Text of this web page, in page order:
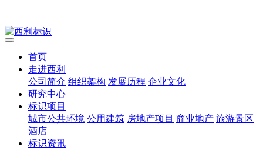
首页
走进西利
公司简介 组织架构 发展历程 企业文化
研究中心
标识项目
城市公共环境 公用建筑 房地产项目 商业地产 旅游景区
酒店
标识资讯